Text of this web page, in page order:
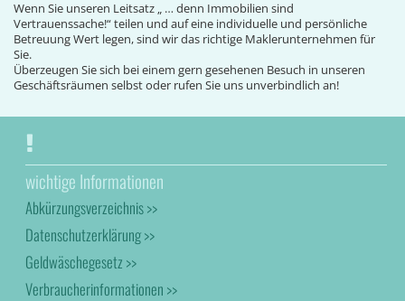
Wenn Sie unseren Leitsatz „ … denn Immobilien sind
Vertrauenssache!“ teilen und auf eine individuelle und persönliche
Betreuung Wert legen, sind wir das richtige Maklerunternehmen für
Sie.
Überzeugen Sie sich bei einem gern gesehenen Besuch in unseren
Geschäftsräumen selbst oder rufen Sie uns unverbindlich an!
wichtige Informationen
Abkürzungsverzeichnis >>
Datenschutzerklärung >>
Geldwäschegesetz >>
Verbraucherinformationen >>